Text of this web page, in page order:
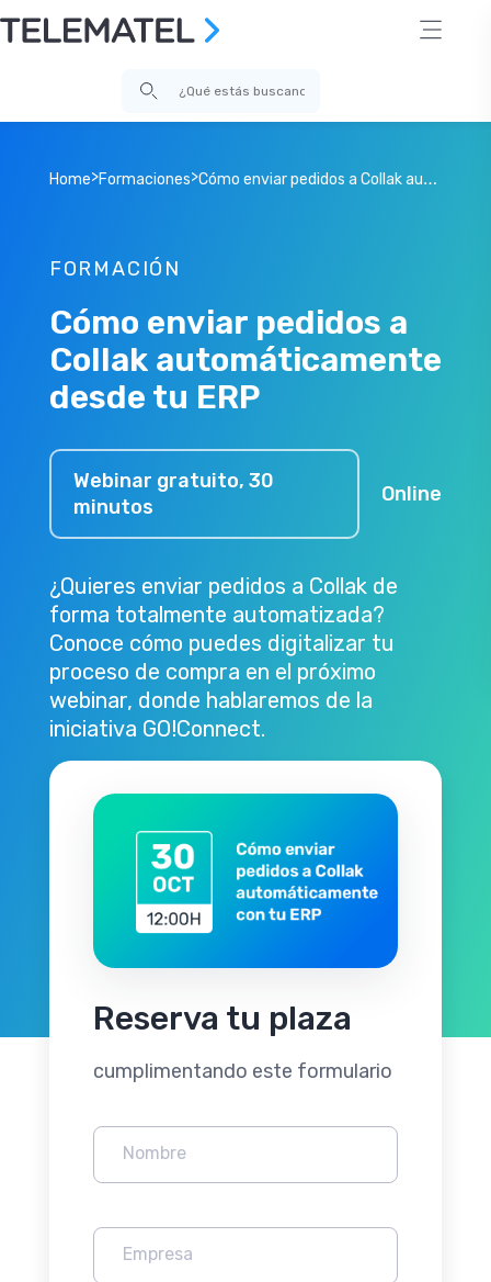
Home>Formaciones> C
ómo enviar pedidos a Collak automáticamente desde tu ERP
FORMACIÓN
Cómo enviar pedidos a
Collak automáticamente
desde tu ERP
Webinar gratuito, 30
minutos
Online
¿Quieres enviar pedidos a Collak de
forma totalmente automatizada?
Conoce cómo puedes digitalizar tu
proceso de compra en el próximo
webinar, donde hablaremos de la
iniciativa GO!Connect.
Reserva tu plaza
cumplimentando este formulario